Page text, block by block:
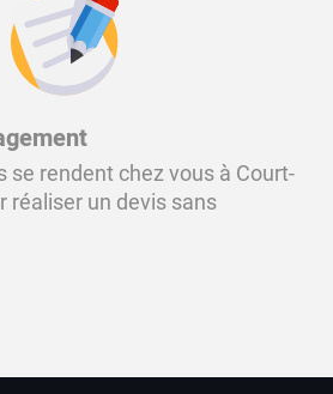
se rendent chez vous à Court-
réaliser un devis sans